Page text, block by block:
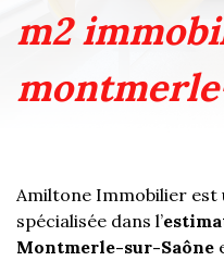
m2
Amiltone Immobilier est
spécialisée dans l’
Montmerle-sur-Saône